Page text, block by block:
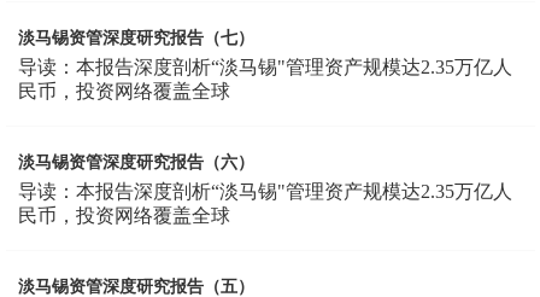
淡马锡资管深度研究报告（七）
导读：本报告深度剖析“淡马锡"管理资产规模达2.35万亿人
民币，投资网络覆盖全球
淡马锡资管深度研究报告（六）
导读：本报告深度剖析“淡马锡"管理资产规模达2.35万亿人
民币，投资网络覆盖全球
淡马锡资管深度研究报告（五）